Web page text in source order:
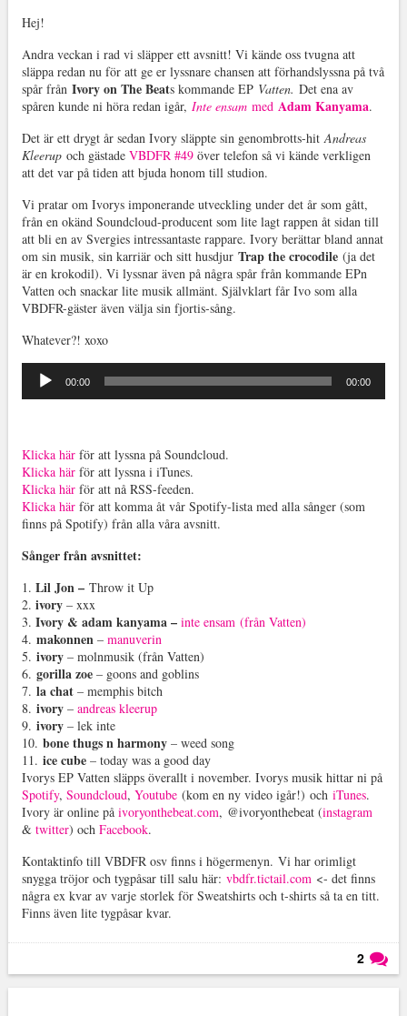
Hej!
Andra veckan i rad vi släpper ett avsnitt! Vi kände oss tvugna att
släppa redan nu för att ge er lyssnare chansen att förhandslyssna på två
spår från Ivory on The Beats kommande EP Vatten. Det ena av
spåren kunde ni höra redan igår, Inte ensam med Adam Kanyama.
Det är ett drygt år sedan Ivory släppte sin genombrotts-hit Andreas
Kleerup och gästade VBDFR #49över telefon så vi kände verkligen
att det var på tiden att bjuda honom till studion.
Vi pratar om Ivorys imponerande utveckling under det år som gått,
från en okänd Soundcloud-producent som lite lagt rappen åt sidan till
att bli en av Svergies intressantaste rappare. Ivory berättar bland annat
om sin musik, sin karriär och sitt husdjur Trap the crocodile (ja det
är en krokodil). Vi lyssnar även på några spår från kommande EPn
Vatten och snackar lite musik allmänt. Självklart får Ivo som alla
VBDFR-gäster även välja sin fjortis-sång.
Whatever?! xoxo
Ljudspelare
00:00 00:00
Klicka härför att lyssna på Soundcloud.
Klicka härför att lyssna i iTunes.
Klicka härför att nå RSS-feeden.
Klicka härför att komma åt vår Spotify-lista med alla sånger (som
finns på Spotify) från alla våra avsnitt.
Sånger från avsnittet:
1. Lil Jon – Throw it Up
2. ivory– xxx
3. Ivory & adam kanyama – inte ensam (från Vatten)
4. makonnen – manuverin
5. ivory– molnmusik (från Vatten)
6. gorilla zoe– goons and goblins
7. la chat– memphis bitch
8. ivory– andreas kleerup
9. ivory– lek inte
10. bone thugs n harmony– weed song
11. ice cube– today was a good day
Ivorys EP Vatten släpps överallt i november. Ivorys musik hittar ni på
Spotify, Soundcloud, Youtube(kom en ny video igår!) och iTunes.
Ivory är online på ivoryonthebeat.com, @ivoryonthebeat (instagram
& twitter) och Facebook.
Kontaktinfo till VBDFR osv finns i högermenyn. Vi har orimligt
snygga tröjor och tygpåsar till salu här: vbdfr.tictail.com <- det finns
några ex kvar av varje storlek för Sweatshirts och t-shirts så ta en titt.
Finns även lite tygpåsar kvar.
2